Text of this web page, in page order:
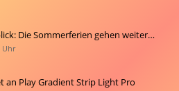
Die Sommerferien gehen weiter…
Uhr
an Play Gradient Strip Light Pro